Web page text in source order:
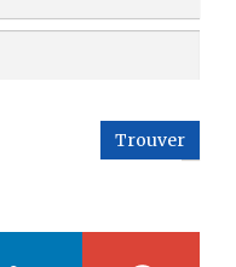
Trouver